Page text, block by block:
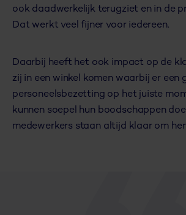
ook daadwerkelijk terugziet en in de
Dat werkt veel fijner voor iedereen.
Daarbij heeft het ook impact op de
zij in een winkel komen waarbij er een
personeelsbezetting op het juiste
kunnen soepel hun boodschappen
medewerkers staan altijd klaar om